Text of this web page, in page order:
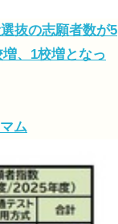
抜の志願者数が5
、1校増となっ
ム